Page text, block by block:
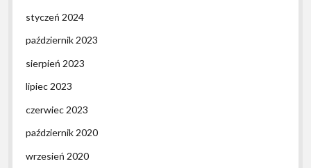
styczeń 2024
październik 2023
sierpień 2023
lipiec 2023
czerwiec 2023
październik 2020
wrzesień 2020